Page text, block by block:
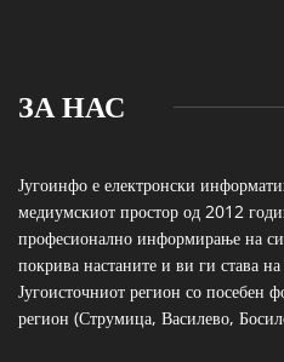
ЗА НАС
Југоинфо е електронски
медиумскиот простор од 2012
професионално информирање на
покрива настаните и ви ги става
Југоисточниот регион со посебен
регион (Струмица, Василево,